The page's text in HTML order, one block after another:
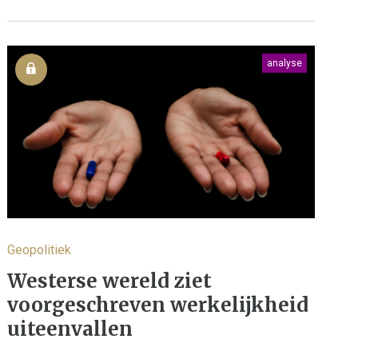
analyse
Geopolitiek
Westerse wereld ziet
voorgeschreven werkelijkheid
uiteenvallen